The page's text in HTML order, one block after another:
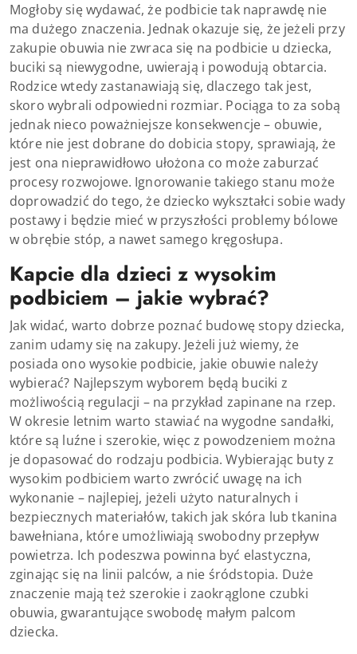
Mogłoby się wydawać, że podbicie tak naprawdę nie
ma dużego znaczenia. Jednak okazuje się, że jeżeli przy
zakupie obuwia nie zwraca się na podbicie u dziecka,
buciki są niewygodne, uwierają i powodują obtarcia.
Rodzice wtedy zastanawiają się, dlaczego tak jest,
skoro wybrali odpowiedni rozmiar. Pociąga to za sobą
jednak nieco poważniejsze konsekwencje – obuwie,
które nie jest dobrane do dobicia stopy, sprawiają, że
jest ona nieprawidłowo ułożona co może zaburzać
procesy rozwojowe. Ignorowanie takiego stanu może
doprowadzić do tego, że dziecko wykształci sobie wady
postawy i będzie mieć w przyszłości problemy bólowe
w obrębie stóp, a nawet samego kręgosłupa.
Kapcie dla dzieci z wysokim
podbiciem – jakie wybrać?
Jak widać, warto dobrze poznać budowę stopy dziecka,
zanim udamy się na zakupy. Jeżeli już wiemy, że
posiada ono wysokie podbicie, jakie obuwie należy
wybierać? Najlepszym wyborem będą buciki z
możliwością regulacji – na przykład zapinane na rzep.
W okresie letnim warto stawiać na wygodne sandałki,
które są luźne i szerokie, więc z powodzeniem można
je dopasować do rodzaju podbicia. Wybierając buty z
wysokim podbiciem warto zwrócić uwagę na ich
wykonanie – najlepiej, jeżeli użyto naturalnych i
bezpiecznych materiałów, takich jak skóra lub tkanina
bawełniana, które umożliwiają swobodny przepływ
powietrza. Ich podeszwa powinna być elastyczna,
zginając się na linii palców, a nie śródstopia. Duże
znaczenie mają też szerokie i zaokrąglone czubki
obuwia, gwarantujące swobodę małym palcom
dziecka.